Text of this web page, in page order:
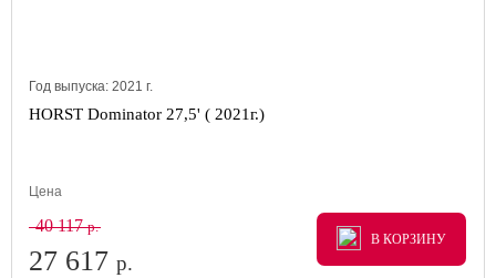
Год выпуска: 2021 г.
HORST Dominator 27,5' ( 2021г.)
Цена
40 117р.
27 617 р.
В КОРЗИНУ
В КОРЗИНУ
В КОРЗИНУ